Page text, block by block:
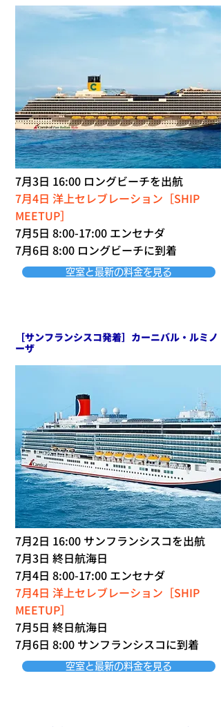
7月3日 16:00 ロングビーチを出航
7月4日 洋上セレブレーション［SHIP
MEETUP］
7月5日 8:00-17:00 エンセナダ
7月6日 8:00 ロングビーチに到着
空室と最新の料金を見る
［サンフランシスコ発着］カーニバル・ルミノ
ーザ
7月2日 16:00 サンフランシスコを出航
7月3日 終日航海日
7月4日 8:00-17:00 エンセナダ
7月4日 洋上セレブレーション［SHIP
MEETUP］
7月5日 終日航海日
7月6日 8:00 サンフランシスコに到着
空室と最新の料金を見る